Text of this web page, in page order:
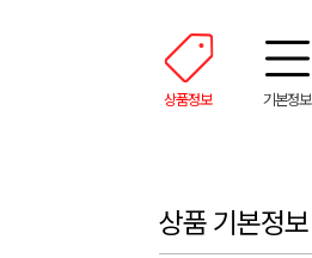
상품정보 기본정보
상품 기본정보